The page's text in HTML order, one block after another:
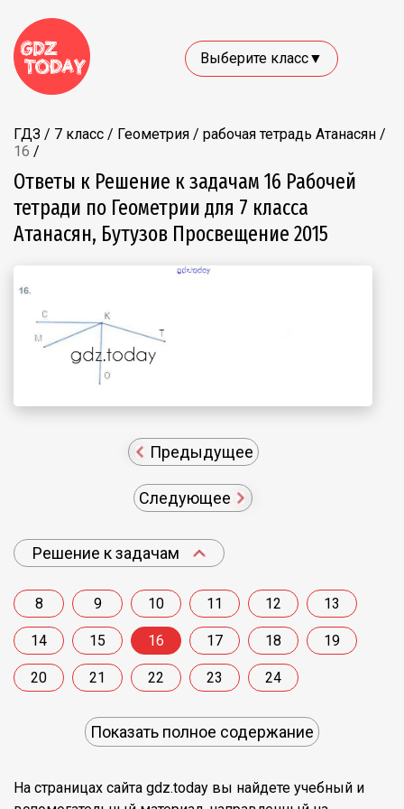
Выберите класс▼
ГДЗ / 7 класс / Геометрия / рабочая тетрадь Атанасян /
16 /
Ответы к Решение к задачам 16 Рабочей
тетради по Геометрии для 7 класса
Атанасян, Бутузов Просвещение 2015
Предыдущее
Следующее
Решение к задачам
8 9 10 11 12 13
14 15 16 17 18 19
20 21 22 23 24
Показать полное содержание
На страницах сайта gdz.today вы найдете учебный и